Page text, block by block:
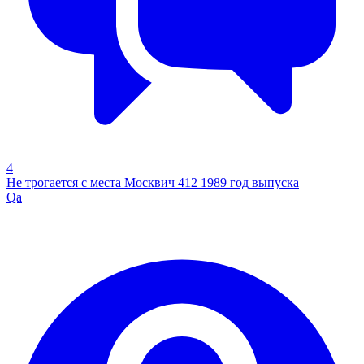
4
Не трогается с места Москвич 412 1989 год выпуска
Qa